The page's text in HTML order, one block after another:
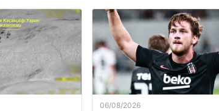
06/08/2026